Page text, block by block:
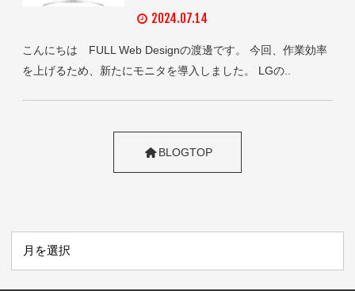
2024.07.14
こんにちは FULL Web Designの渡邊です。 今回、作業効率
を上げるため、新たにモニタを導入しました。 LGの..
BLOGTOP